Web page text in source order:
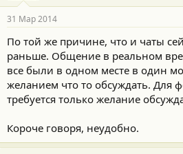
31 Мар 2014
По той же причине, что и чаты
раньше. Общение в реальном
все были в одном месте в один
желанием что то обсуждать. Для
требуется только желание
Короче говоря, неудобно.